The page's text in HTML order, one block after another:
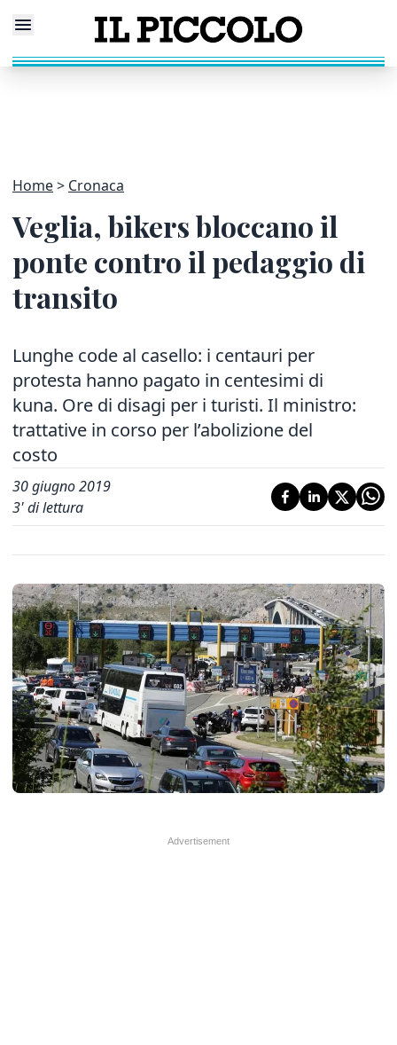
Home Cronaca
Veglia, bikers bloccano il
ponte contro il pedaggio di
transito
Lunghe code al casello: i centauri per
protesta hanno pagato in centesimi di
kuna. Ore di disagi per i turisti. Il ministro:
trattative in corso per l’abolizione del
costo
30 giugno 2019
3' di lettura